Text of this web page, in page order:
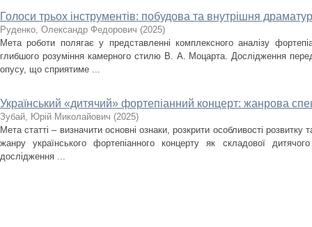
Голоси трьох інструментів: побудова та внутрішня
Руденко, Олександр Федорович (2025)
Мета роботи полягає у представленні комплексного аналізу
глибшого розуміння камерного стилю В. А. Моцарта. Дослідження
опусу, що сприятиме ...
Український «дитячий» фортепіанний концерт: жанрова
Зубай, Юрій Миколайович (2025)
Мета статті – визначити основні ознаки, розкрити особливості
жанру українського фортепіанного концерту як складової
дослідження ...